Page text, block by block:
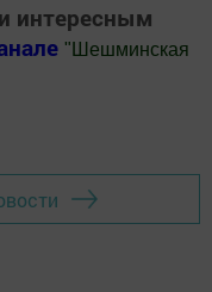
интересным
" Шешминская